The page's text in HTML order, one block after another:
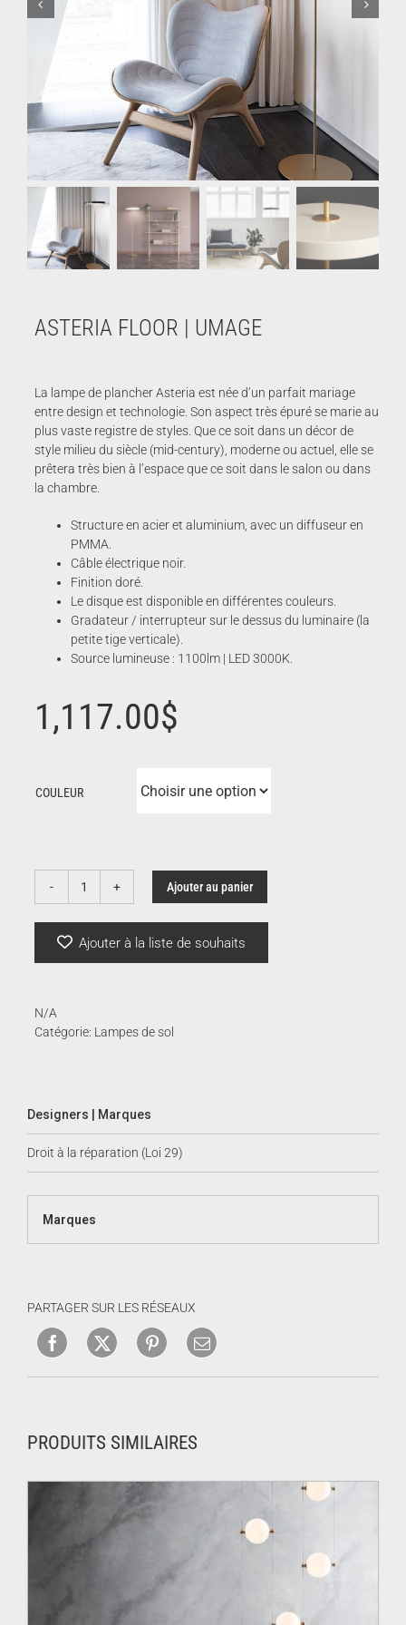
ASTERIA FLOOR | UMAGE
La lampe de plancher Asteria est née d’un parfait mariage
entre design et technologie. Son aspect très épuré se marie au
plus vaste registre de styles. Que ce soit dans un décor de
style milieu du siècle (mid-century), moderne ou actuel, elle se
prêtera très bien à l’espace que ce soit dans le salon ou dans
la chambre.
Structure en acier et aluminium, avec un diffuseur en
PMMA.
Câble électrique noir.
Finition doré.
Le disque est disponible en différentes couleurs.
Gradateur / interrupteur sur le dessus du luminaire (la
petite tige verticale).
Source lumineuse : 1100lm | LED 3000K.
1,117.00$
COULEUR
quantité
Floor
Ajouter au panier
Ajouter à la liste de souhaits
N/A
Catégorie: Lampes de sol
Designers | Marques
Droit à la réparation (Loi 29)
Marques
PARTAGER SUR LES RÉSEAUX
PRODUITS SIMILAIRES